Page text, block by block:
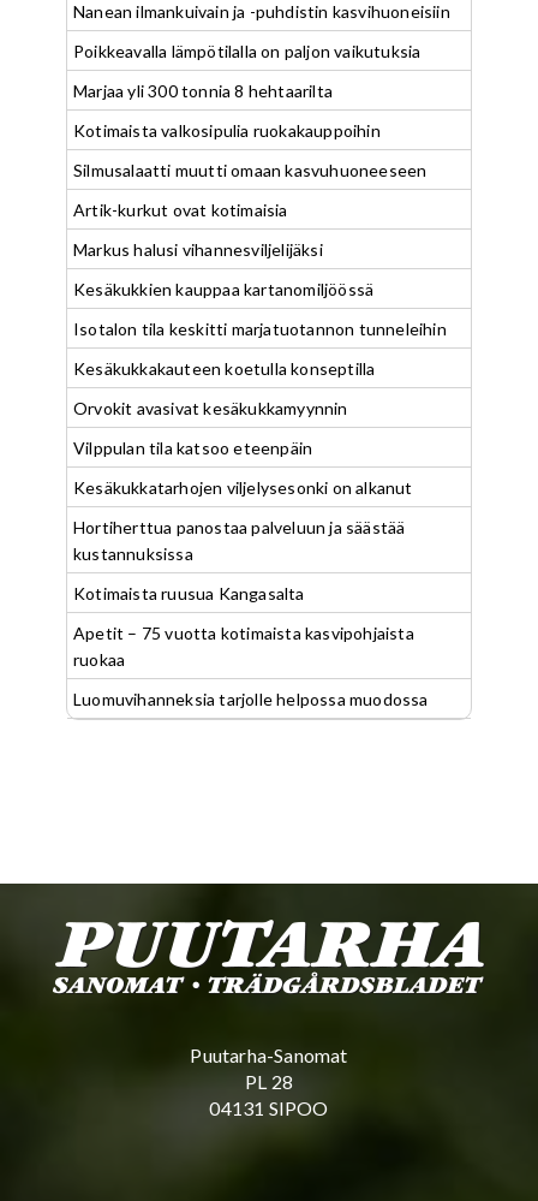
Nanean ilmankuivain ja -puhdistin kasvihuoneisiin
Poikkeavalla lämpötilalla on paljon vaikutuksia
Marjaa yli 300 tonnia 8 hehtaarilta
Kotimaista valkosipulia ruokakauppoihin
Silmusalaatti muutti omaan kasvuhuoneeseen
Artik-kurkut ovat kotimaisia
Markus halusi vihannesviljelijäksi
Kesäkukkien kauppaa kartanomiljöössä
Isotalon tila keskitti marjatuotannon tunneleihin
Kesäkukkakauteen koetulla konseptilla
Orvokit avasivat kesäkukkamyynnin
Vilppulan tila katsoo eteenpäin
Kesäkukkatarhojen viljelysesonki on alkanut
Hortiherttua panostaa palveluun ja säästää
kustannuksissa
Kotimaista ruusua Kangasalta
Apetit – 75 vuotta kotimaista kasvipohjaista
ruokaa
Luomuvihanneksia tarjolle helpossa muodossa
Puutarha-Sanomat
PL 28
04131 SIPOO